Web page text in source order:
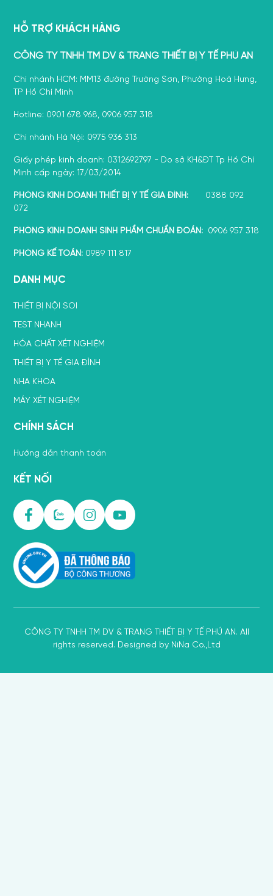
HỖ TRỢ KHÁCH HÀNG
CÔNG TY TNHH TM DV & TRANG THIẾT BỊ Y TẾ PHÚ AN
Chi nhánh HCM: MM13 đường Trường Sơn, Phường Hoà Hưng,
TP Hồ Chí Minh
Hotline: 0901 678 968, 0906 957 318
Chi nhánh Hà Nội: 0975 936 313
Giấy phép kinh doanh: 0312692797 - Do sở KH&ĐT Tp Hồ Chí
Minh cấp ngày: 17/03/2014
PHÒNG KINH DOANH THIẾT BỊ Y TẾ GIA ĐÌNH: 0388 092
072
PHÒNG KINH DOANH SINH PHẨM CHUẨN ĐOÁN: 0906 957 318
PHÒNG KẾ TOÁN: 0989 111 817
DANH MỤC
THIẾT BỊ NỘI SOI
TEST NHANH
HÓA CHẤT XÉT NGHIỆM
THIẾT BỊ Y TẾ GIA ĐÌNH
NHA KHOA
MÁY XÉT NGHIỆM
CHÍNH SÁCH
Hướng dẫn thanh toán
KẾT NỐI
CÔNG TY TNHH TM DV & TRANG THIẾT BỊ Y TẾ PHÚ AN. All
rights reserved. Designed by NiNa Co.,Ltd